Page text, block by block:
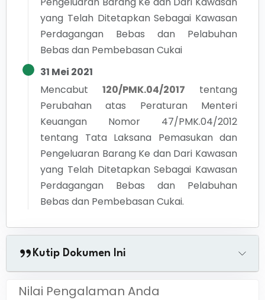
yang Telah Ditetapkan Sebagai Kawasan
Perdagangan Bebas dan Pelabuhan
Bebas dan Pembebasan Cukai
31 Mei 2021
Mencabut
120/PMK.04/2017
tentang
Perubahan atas Peraturan Menteri
Keuangan Nomor 47/PMK.04/2012
tentang Tata Laksana Pemasukan dan
Pengeluaran Barang Ke dan Dari Kawasan
yang Telah Ditetapkan Sebagai Kawasan
Perdagangan Bebas dan Pelabuhan
Bebas dan Pembebasan Cukai.
Kutip Dokumen Ini
Nilai Pengalaman Anda